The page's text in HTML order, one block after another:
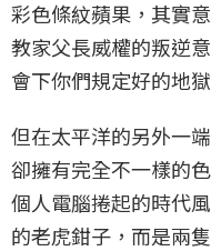
彩色條紋蘋果，其實
教家父長威權的叛逆
會下你們規定好的地獄
但在太平洋的另外一
卻擁有完全不一樣的
個人電腦捲起的時代
的老虎鉗子，而是兩